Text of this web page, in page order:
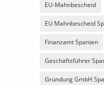
EU-Mahnbescheid
EU Mahnbescheid
Finanzamt Spanien
Geschäftsführer
Gründung GmbH